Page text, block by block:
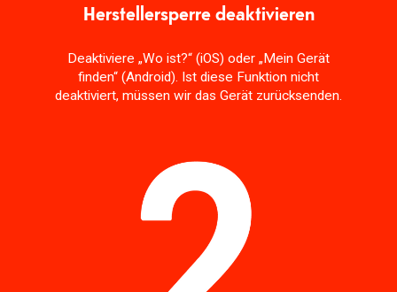
Herstellersperre deaktivieren
Deaktiviere „Wo ist?“ (iOS) oder „Mein Gerät
finden“ (Android). Ist diese Funktion nicht
deaktiviert, müssen wir das Gerät zurücksenden.